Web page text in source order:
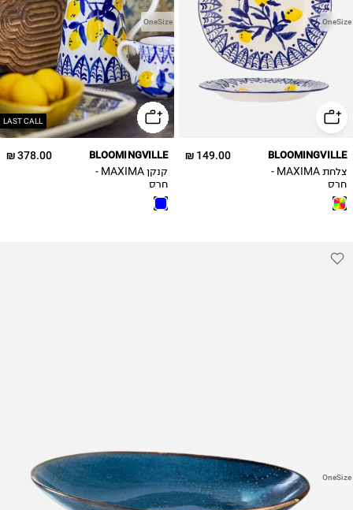
OneSize
149.00 ₪ BLOOMINGVILLE
צלחת MAXIMA -
חרס
LAST CALL
OneSize
378.00 ₪ BLOOMINGVILLE
קנקן MAXIMA -
חרס
OneSize